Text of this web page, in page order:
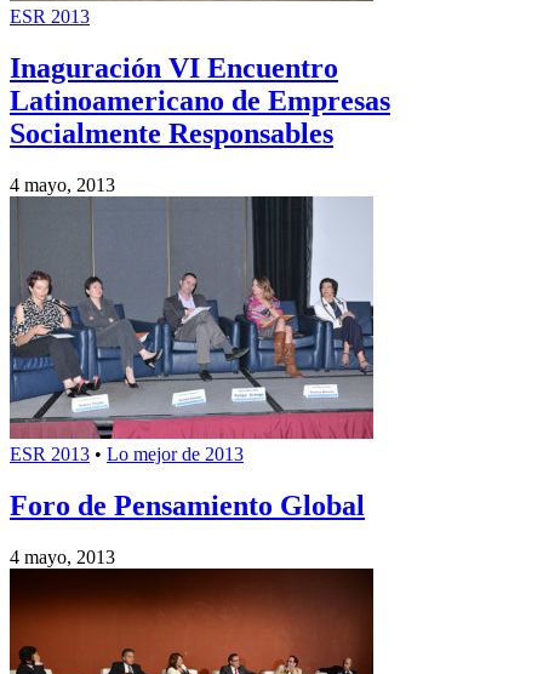
ESR 2013
Inaguración VI Encuentro
Latinoamericano de Empresas
Socialmente Responsables
4 mayo, 2013
ESR 2013 • Lo mejor de 2013
Foro de Pensamiento Global
4 mayo, 2013